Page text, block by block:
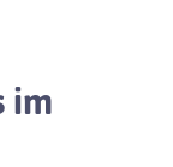
im